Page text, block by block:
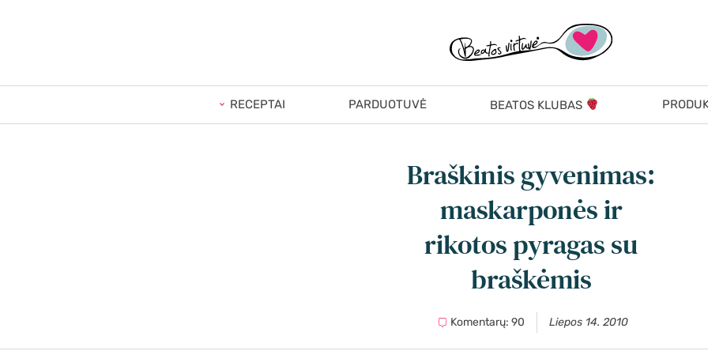
RECEPTAI PARDUOTUVĖ BEATOS KLUBAS
Braškinis gyvenimas:
maskarponės ir
rikotos pyragas su
braškėmis
Komentarų: 90 Liepos 14. 2010